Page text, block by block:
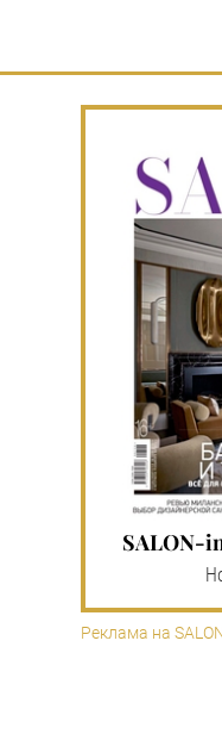
SALON-
Реклама на